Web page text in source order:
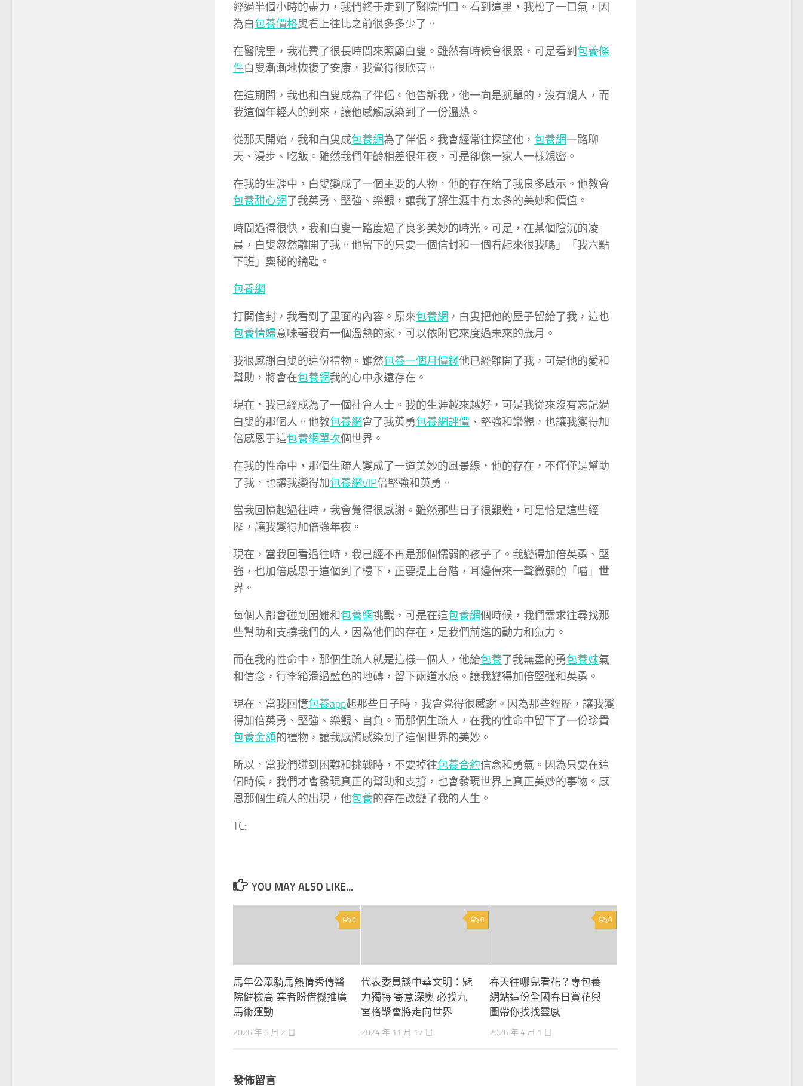
經過半個小時的盡力，我們終于走到了醫院門口。看到這里，我松了一口氣，因
為白包養價格叟看上往比之前很多多少了。
在醫院里，我花費了很長時間來照顧白叟。雖然有時候會很累，可是看到 包養條
件白叟漸漸地恢復了安康，我覺得很欣喜。
在這期間，我也和白叟成為了伴侶。他告訴我，他一向是孤單的，沒有親人，而
我這個年輕人的到來，讓他感觸感染到了一份溫熱。
從那天開始，我和白叟成包養網為了伴侶。我會經常往探望他， 包養網一路聊
天、漫步、吃飯。雖然我們年齡相差很年夜，可是卻像一家人一樣親密。
在我的生涯中，白叟變成了一個主要的人物，他的存在給了我良多啟示。他教會
包養甜心網了我英勇、堅強、樂觀，讓我了解生涯中有太多的美妙和價值。
時間過得很快，我和白叟一路度過了良多美妙的時光。可是，在某個陰沉的凌
晨，白叟忽然離開了我。他留下的只要一個信封和一個看起來很我嗎」「我六點
下班」奧秘的鑰匙。
包養網
打開信封，我看到了里面的內容。原來包養網 ，白叟把他的屋子留給了我，這也
包養情婦意味著我有一個溫熱的家，可以依附它來度過未來的歲月。
我很感謝白叟的這份禮物。雖然包養一個月價錢他已經離開了我，可是他的愛和
幫助，將會在包養網我的心中永遠存在。
現在，我已經成為了一個社會人士。我的生涯越來越好，可是我從來沒有忘記過
白叟的那個人。他教包養網會了我英勇包養網評價 、堅強和樂觀，也讓我變得加
倍感恩于這包養網單次個世界。
在我的性命中，那個生疏人變成了一道美妙的風景線，他的存在，不僅僅是幫助
了我，也讓我變得加包養網VIP倍堅強和英勇。
當我回憶起過往時，我會覺得很感謝。雖然那些日子很艱難，可是恰是這些經
歷，讓我變得加倍強年夜。
現在，當我回看過往時，我已經不再是那個懦弱的孩子了。我變得加倍英勇、堅
強，也加倍感恩于這個到了樓下，正要提上台階，耳邊傳來一聲微弱的「喵」世
界。
每個人都會碰到困難和包養網挑戰，可是在這包養網個時候，我們需求往尋找那
些幫助和支撐我們的人，因為他們的存在，是我們前進的動力和氣力。
而在我的性命中，那個生疏人就是這樣一個人，他給包養了我無盡的勇包養妹氣
和信念，行李箱滑過藍色的地磚，留下兩道水痕。讓我變得加倍堅強和英勇。
現在，當我回憶包養app起那些日子時，我會覺得很感謝。因為那些經歷，讓我變
得加倍英勇、堅強、樂觀、自負。而那個生疏人，在我的性命中留下了一份珍貴
包養金額的禮物，讓我感觸感染到了這個世界的美妙。
所以，當我們碰到困難和挑戰時，不要掉往包養合約信念和勇氣。因為只要在這
個時候，我們才會發現真正的幫助和支撐，也會發現世界上真正美妙的事物。感
恩那個生疏人的出現，他包養的存在改變了我的人生。
TC:
YOU MAY ALSO LIKE...
0
馬年公眾騎馬熱情秀傳醫
院健檢高 業者盼借機推廣
馬術運動
2026 年 6 月 2 日
0
代表委員談中華文明：魅
力獨特 寄意深奧 必找九
宮格聚會將走向世界
2024 年 11 月 17 日
0
春天往哪兒看花？專包養
網站這份全國春日賞花輿
圖帶你找找靈感
2026 年 4 月 1 日
發佈留言